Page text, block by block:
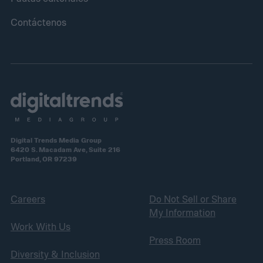
Contáctenos
Digital Trends Media Group
6420 S. Macadam Ave, Suite 216
Portland, OR 97239
Careers
Work With Us
Diversity & Inclusion
Do Not Sell or Share
My Information
Press Room